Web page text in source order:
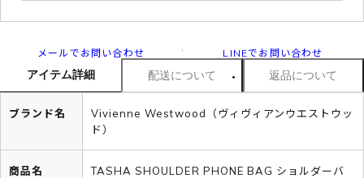
メールでお問い合わせ LINEでお問い合わせ
アイテム詳細 配送について 返品について
ブランド名
Vivienne Westwood（ヴィヴィアンウエストウッ
ド）
商品名
TASHA SHOULDER PHONE BAG ショルダーバ